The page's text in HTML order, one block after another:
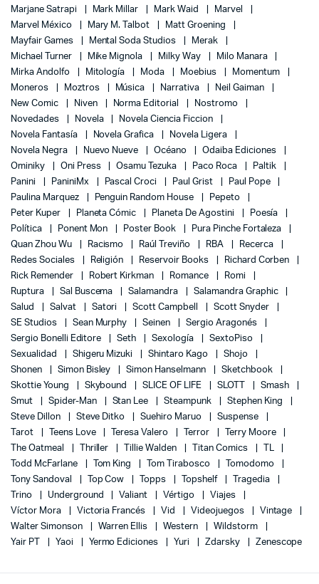
Marjane Satrapi
Mark Millar Mark Waid
Marvel
Marvel México
Mary M. Talbot
Matt Groening
Mayfair Games
Mental Soda Studios
Merak
Michael Turner
Mike Mignola Milky Way
Milo Manara
Mirka Andolfo
Mitología Moda Moebius
Momentum
Moneros
Moztros Música Narrativa
Neil Gaiman
New Comic
Niven Norma Editorial
Nostromo
Novedades
Novela
Novela Ciencia Ficcion
Novela Fantasía
Novela Grafica
Novela Ligera
Novela Negra
Nuevo Nueve Océano
Odaiba Ediciones
Ominiky
Oni Press Osamu Tezuka Paco Roca
Paltik
Panini
PaniniMx Pascal Croci Paul Grist
Paul Pope
Paulina Marquez
Penguin Random House
Pepeto
Peter Kuper
Planeta Cómic Planeta De Agostini
Poesía
Política
Ponent Mon Poster Book
Pura Pinche Fortaleza
Quan Zhou Wu
Racismo Raúl Treviño RBA
Recerca
Redes Sociales
Religión Reservoir Books
Richard Corben
Rick Remender
Robert Kirkman Romance
Romi
Ruptura
Sal Buscema Salamandra
Salamandra Graphic
Salud
Salvat Satori Scott Campbell
Scott Snyder
SE Studios
Sean Murphy Seinen
Sergio Aragonés
Sergio Bonelli Editore
Seth Sexología
SextoPiso
Sexualidad
Shigeru Mizuki Shintaro Kago
Shojo
Shonen
Simon Bisley Simon Hanselmann
Sketchbook
Skottie Young
Skybound SLICE OF LIFE SLOTT
Smash
Smut
Spider-Man Stan Lee Steampunk
Stephen King
Steve Dillon
Steve Ditko Suehiro Maruo
Suspense
Tarot
Teens Love Teresa Valero Terror
Terry Moore
The Oatmeal
Thriller Tillie Walden Titan Comics
TL
Todd McFarlane
Tom King Tom Tirabosco
Tomodomo
Tony Sandoval
Top Cow Topps Topshelf
Tragedia
Trino
Underground Valiant Vértigo
Viajes
Víctor Mora
Victoria Francés Vid Videojuegos
Vintage
Walter Simonson
Warren Ellis Western
Wildstorm
Yair PT
Yaoi Yermo Ediciones Yuri Zdarsky Zenescope